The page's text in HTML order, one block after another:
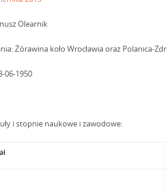
Olearnik
Żórawina koło Wrocławia oraz Polanica-
06-1950
i stopnie naukowe i zawodowe: